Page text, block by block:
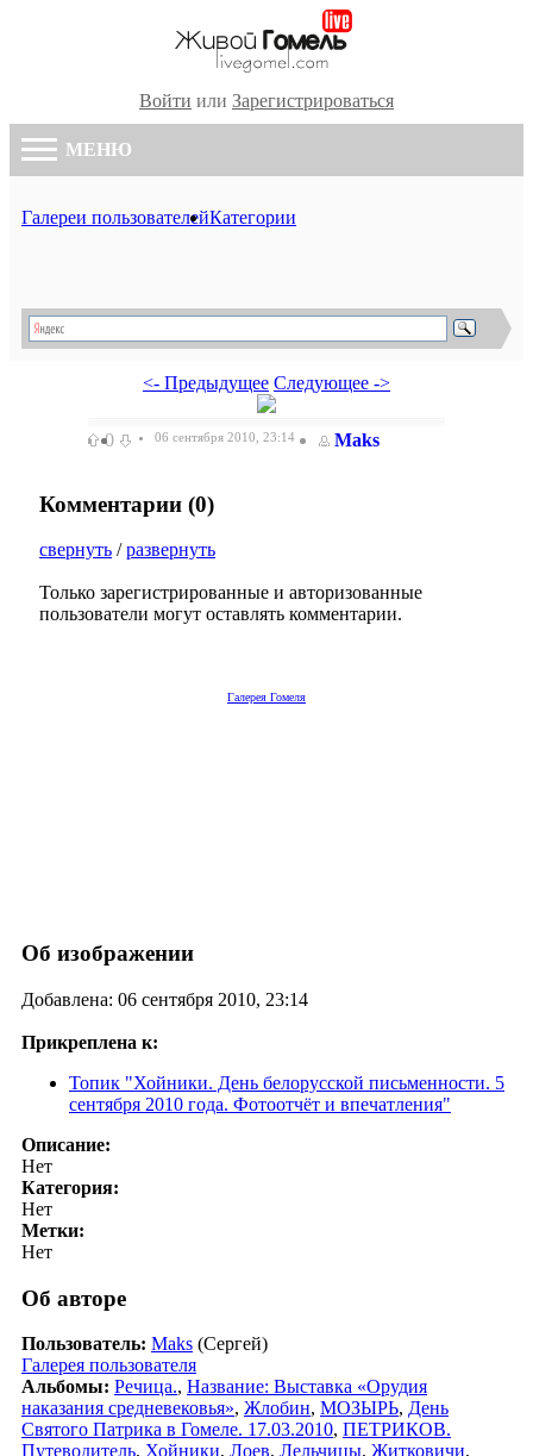
Войти или Зарегистрироваться
МЕНЮ
Галереи пользователейКатегории
<- Предыдущее Следующее ->
0 06 сентября 2010, 23:14 Maks
Комментарии (0)
свернуть /развернуть
Только зарегистрированные и авторизованные
пользователи могут оставлять комментарии.
Галерея Гомеля
Об изображении
Добавлена: 06 сентября 2010, 23:14
Прикреплена к:
Топик "Хойники. День белорусской письменности. 5
сентября 2010 года. Фотоотчёт и впечатления"
Описание:
Нет
Категория:
Нет
Метки:
Нет
Об авторе
Пользователь: Maks (Сергей)
Галерея пользователя
Альбомы: Речица., Название: Выставка «Орудия
наказания средневековья», Жлобин, МОЗЫРЬ, День
Святого Патрика в Гомеле. 17.03.2010, ПЕТРИКОВ.
Путеводитель, Хойники, Лоев, Лельчицы, Житковичи,